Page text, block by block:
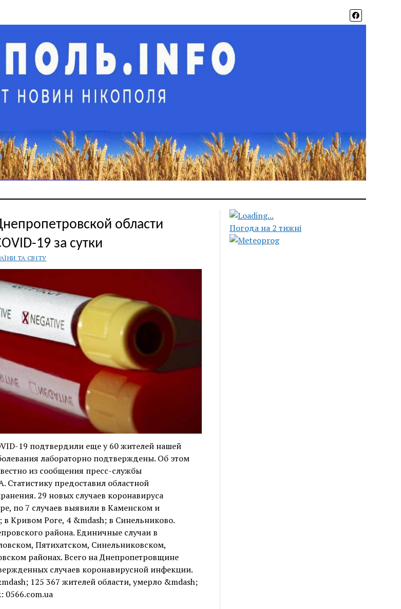
области
19 за сутки
ТА СВІТУ
19 подтвердили еще у 60 жителей нашей
лабораторно подтверждены. Об этом
из сообщения пресс-службы
Статистику предоставил областной
29 новых случаев коронавируса
по 7 случаев выявили в Каменском и
в Кривом Роге, 4 &mdash; в Синельниково.
района. Единичные случаи в
Пятихатском, Синельниковском,
районах. Всего на Днепропетровщине
случаев коронавирусной инфекции.
125 367 жителей области, умерло &mdash;
0566.com.ua
Погода на 2 тижні